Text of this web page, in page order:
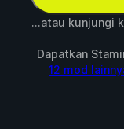
...atau kunjungi
Dapatkan
12 mod